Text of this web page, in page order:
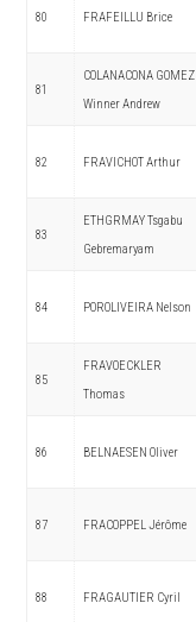
80 FRAFEILLU Brice
81
COLANACONA GOMEZ
Winner Andrew
82 FRAVICHOT Arthur
83
ETHGRMAY Tsgabu
Gebremaryam
84 POROLIVEIRA Nelson
85
FRAVOECKLER
Thomas
86 BELNAESEN Oliver
87 FRACOPPEL Jérôme
88 FRAGAUTIER Cyril